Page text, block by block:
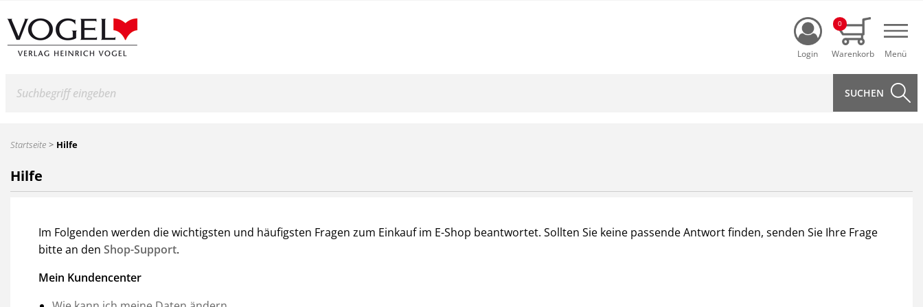
Login
0
Startseite Hilfe
Hilfe
Im Folgenden werden die wichtigsten und häufigsten Fragen zum Einkauf im E-Shop beantwortet. Sollten Sie keine passende Antwort finden, senden Sie Ihre Frage
bitte an den Shop-Support.
Mein Kundencenter